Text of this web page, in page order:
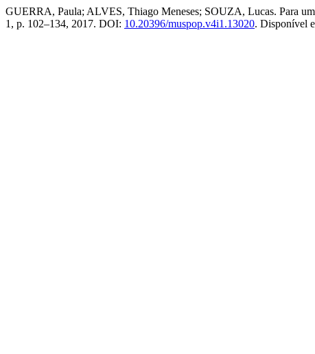
GUERRA, Paula; ALVES, Thiago Meneses; SOUZA, Lucas. Para
1, p. 102–134, 2017. DOI: 10.20396/muspop.v4i1.13020. Disponível